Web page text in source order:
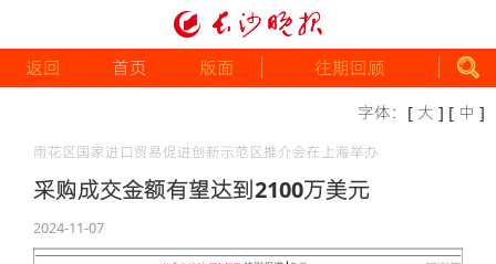
返回 首页 版面 往期回顾
字体： [ 大 ] [ 中 ]
雨花区国家进口贸易促进创新示范区推介会在上海举办
采购成交金额有望达到2100万美元
2024-11-07